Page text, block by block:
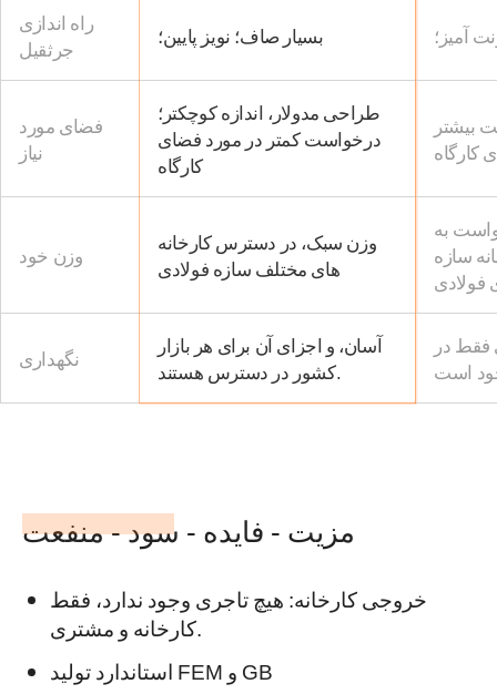
راه اندازی
جرثقیل
بسیار صاف؛ نویز پایین؛ آمیز؛
فضای مورد
نیاز
طراحی مدولار، اندازه کوچکتر؛
درخواست کمتر در مورد فضای
کارگاه
بیشتر
کارگاه
وزن خود
وزن سبک، در دسترس کارخانه
های مختلف سازه فولادی
به
سازه
فولادی
نگهداری
آسان، و اجزای آن برای هر بازار
کشور در دسترس هستند.
فقط در
مزیت - فایده - سود - منفعت
خروجی کارخانه: هیچ تاجری وجود ندارد، فقط
کارخانه و مشتری.
استاندارد تولید FEM و GB